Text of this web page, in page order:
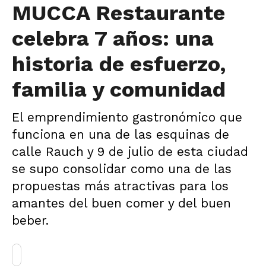
MUCCA Restaurante
celebra 7 años: una
historia de esfuerzo,
familia y comunidad
El emprendimiento gastronómico que
funciona en una de las esquinas de
calle Rauch y 9 de julio de esta ciudad
se supo consolidar como una de las
propuestas más atractivas para los
amantes del buen comer y del buen
beber.